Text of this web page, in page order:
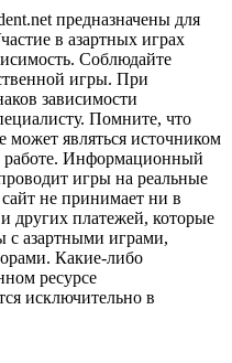
предназначены для
в азартных играх
Соблюдайте
игры. При
зависимости
Помните, что
может являться источником
работе. Информационный
игры на реальные
не принимает ни в
других платежей, которые
с азартными играми,
Какие-либо
ресурсе
исключительно в